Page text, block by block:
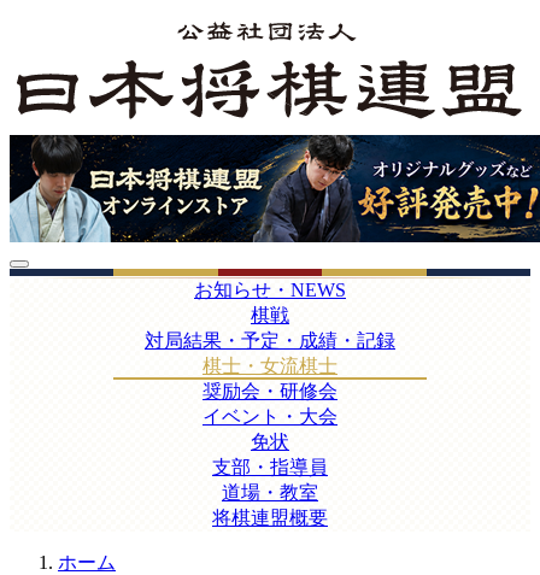
お知らせ・NEWS
棋戦
対局結果・予定・成績・記録
棋士・女流棋士
奨励会・研修会
イベント・大会
免状
支部・指導員
道場・教室
将棋連盟概要
ホーム